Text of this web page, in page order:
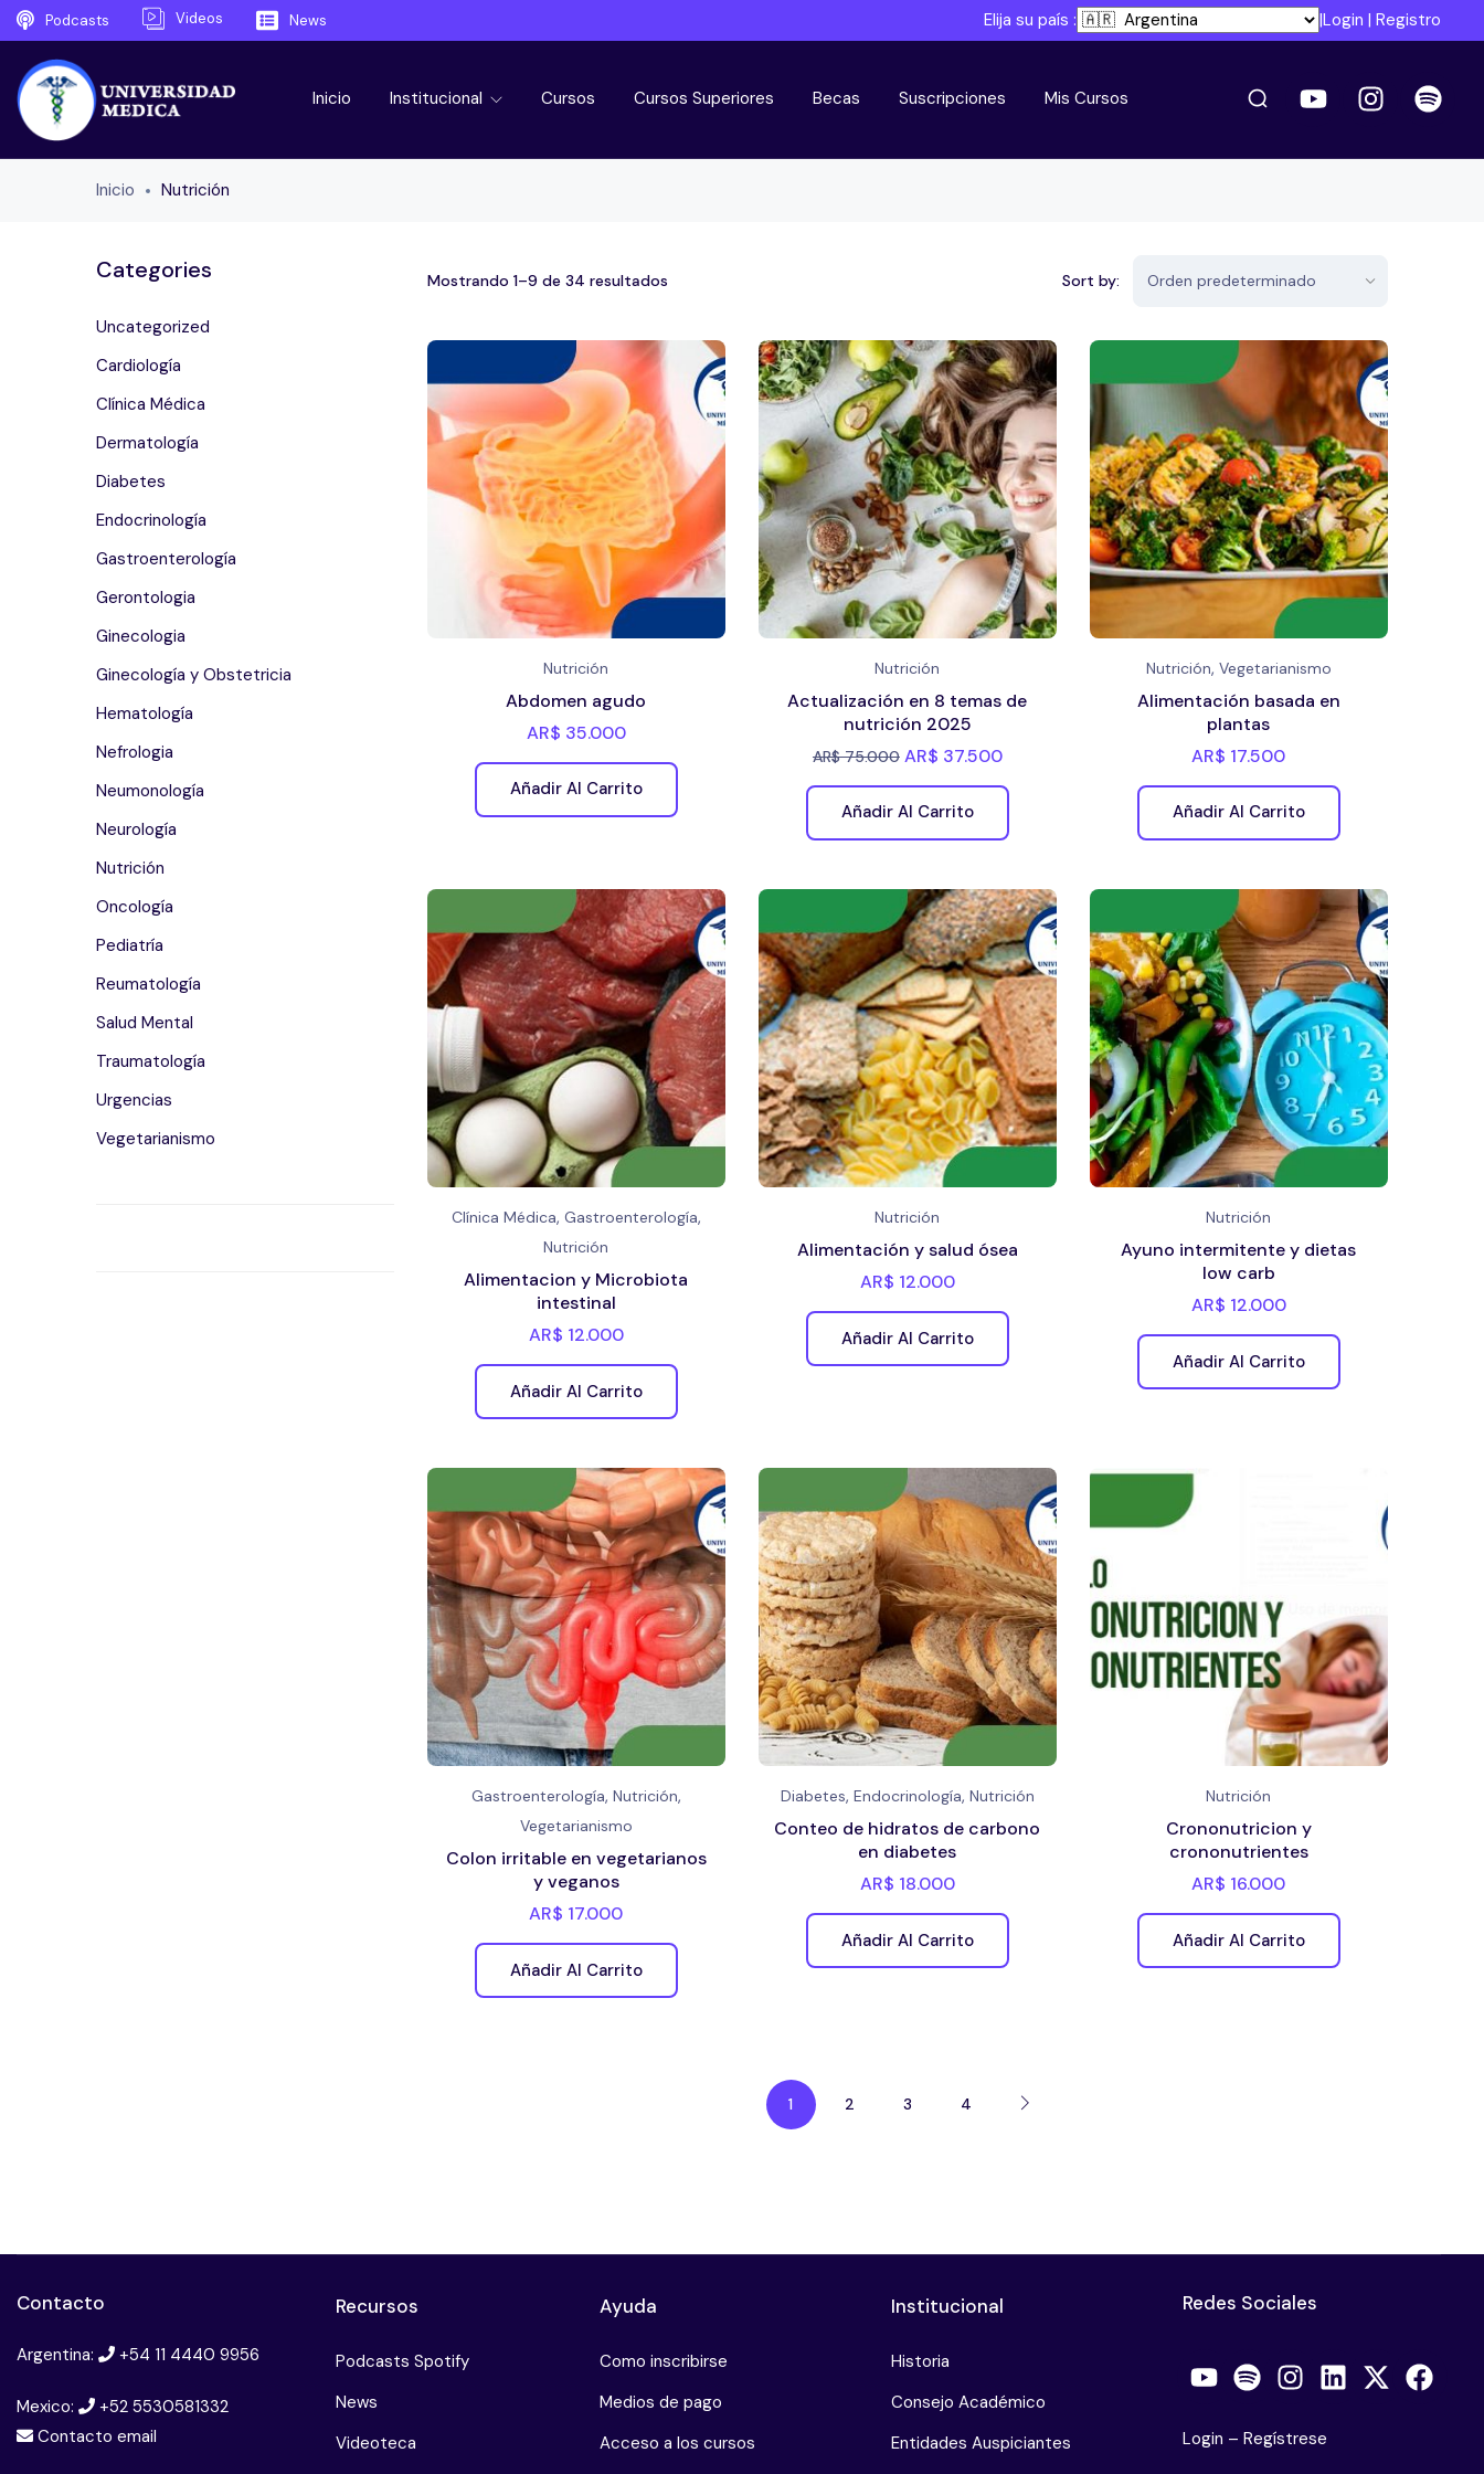
Podcasts Videos News Elija su país : |Login | Registro
Inicio Institucional Cursos Cursos Superiores Becas Suscripciones Mis Cursos
Inicio Nutrición
Categories
Uncategorized
Cardiología
Clínica Médica
Dermatología
Diabetes
Endocrinología
Gastroenterología
Gerontologia
Ginecologia
Ginecología y Obstetricia
Hematología
Nefrologia
Neumonología
Neurología
Nutrición
Oncología
Pediatría
Reumatología
Salud Mental
Traumatología
Urgencias
Vegetarianismo
Mostrando 1–9 de 34 resultados Sort by:
Nutrición
Abdomen agudo
AR$ 35.000
Añadir Al Carrito
Nutrición
Actualización en 8 temas de
nutrición 2025
AR$75.000 AR$ 37.500
Añadir Al Carrito
Nutrición, Vegetarianismo
Alimentación basada en
plantas
AR$ 17.500
Añadir Al Carrito
Clínica Médica, Gastroenterología,
Nutrición
Alimentacion y Microbiota
intestinal
AR$ 12.000
Añadir Al Carrito
Nutrición
Alimentación y salud ósea
AR$ 12.000
Añadir Al Carrito
Nutrición
Ayuno intermitente y dietas
low carb
AR$ 12.000
Añadir Al Carrito
Gastroenterología, Nutrición,
Vegetarianismo
Colon irritable en vegetarianos
y veganos
AR$ 17.000
Añadir Al Carrito
Diabetes, Endocrinología, Nutrición
Conteo de hidratos de carbono
en diabetes
AR$ 18.000
Añadir Al Carrito
Nutrición
Crononutricion y
crononutrientes
AR$ 16.000
Añadir Al Carrito
1 2 3 4
Contacto
Argentina: +54 11 4440 9956
Mexico:
+52 5530581332
Contacto email
Recursos
Podcasts Spotify
News
Videoteca
Ayuda
Como inscribirse
Medios de pago
Acceso a los cursos
Institucional
Historia
Consejo Académico
Entidades Auspiciantes
Redes Sociales
Login – Regístrese